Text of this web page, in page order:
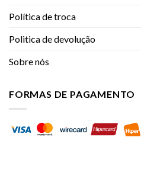
Política de troca
Politica de devolução
Sobre nós
FORMAS DE PAGAMENTO